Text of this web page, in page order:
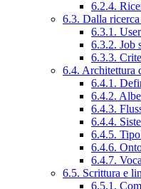
6.2.4.
6.3. Dalla
6.3.1.
6.3.2. Job
6.3.3.
6.4. Architettura
6.4.1.
6.4.2.
6.4.3.
6.4.4.
6.4.5.
6.4.6.
6.4.7.
6.5. Scrittura e
6.5.1.